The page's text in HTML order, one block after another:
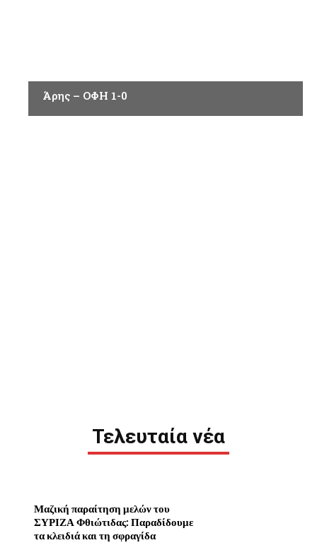
Άρης – ΟΦΗ 1-0
Τελευταία νέα
Μαζική παραίτηση μελών του
ΣΥΡΙΖΑ Φθιώτιδας: Παραδίδουμε
τα κλειδιά και τη σφραγίδα